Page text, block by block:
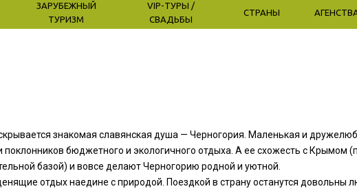
ЗАРУБЕЖНЫЙ
ТУРИЗМ
VIP-ТУРЫ /
СВАДЬБЫ
СТРАНЫ
знакомая славянская душа — Черногория. Маленькая и
бюджетного и экологичного отдыха. А ее схожесть с Крымом
базой) и вовсе делают Черногорию родной и уютной.
отдых наедине с природой. Поездкой в страну останутся довольны